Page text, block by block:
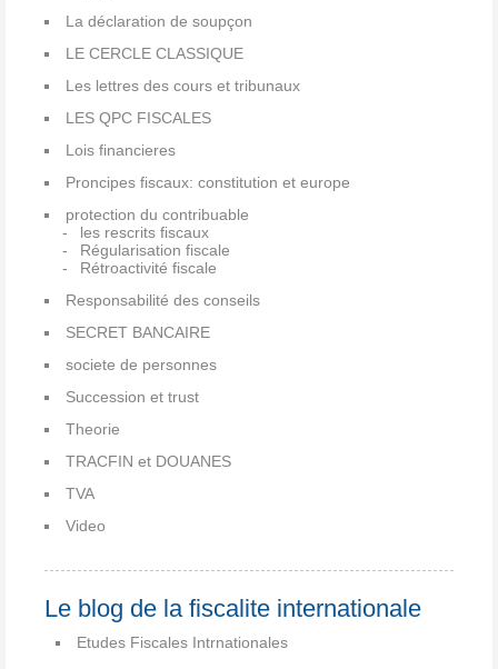
La déclaration de soupçon
LE CERCLE CLASSIQUE
Les lettres des cours et tribunaux
LES QPC FISCALES
Lois financieres
Proncipes fiscaux: constitution et europe
protection du contribuable
les rescrits fiscaux
Régularisation fiscale
Rétroactivité fiscale
Responsabilité des conseils
SECRET BANCAIRE
societe de personnes
Succession et trust
Theorie
TRACFIN et DOUANES
TVA
Video
Le blog de la fiscalite internationale
Etudes Fiscales Intrnationales